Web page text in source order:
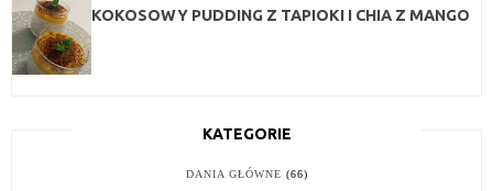
KOKOSOWY PUDDING Z TAPIOKI I CHIA Z MANGO
KATEGORIE
DANIA GŁÓWNE (66)